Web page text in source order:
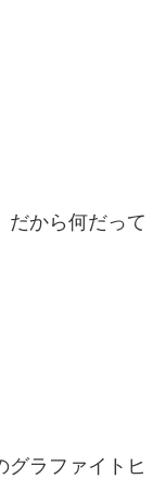
だから何だって
グラファイトヒ